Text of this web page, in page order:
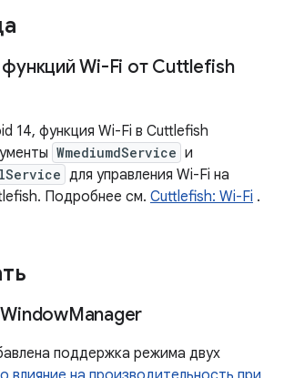
Wi-Fi от Cuttlefish
14, функция Wi-Fi в Cuttlefish
WmediumdService и
для управления Wi-Fi на
Подробнее см. Cuttlefish: Wi-Fi .
Manager
​​поддержка режима двух